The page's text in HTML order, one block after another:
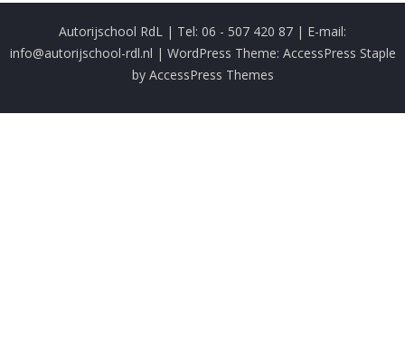
Autorijschool RdL | Tel: 06 - 507 420 87 | E-mail:
info@autorijschool-rdl.nl | WordPress Theme: AccessPress Staple
by AccessPress Themes